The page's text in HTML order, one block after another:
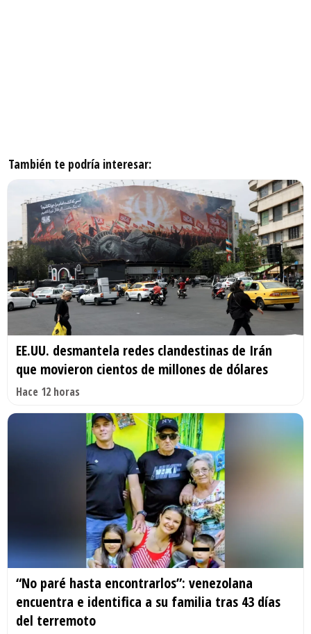
También te podría interesar:
EE.UU. desmantela redes clandestinas de Irán
que movieron cientos de millones de dólares
Hace 12 horas
“No paré hasta encontrarlos”: venezolana
encuentra e identifica a su familia tras 43 días
del terremoto